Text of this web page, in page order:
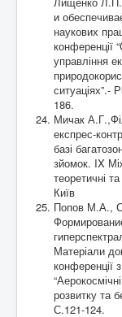
и
наукових
конференції
управління
ситуаціях”.-
186.
Мичак
експрес-
базі
зйомок. IX
теоретичні
Київ
Попов М.А.,
Матеріали
конференції
розвитку та
С.121-124.